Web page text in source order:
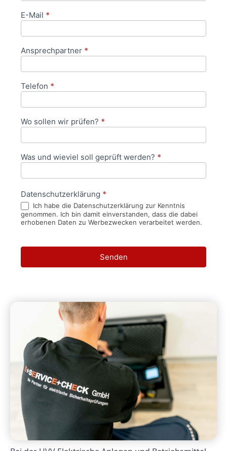
E-Mail *
Ansprechpartner *
Telefon *
Wo sollen wir prüfen? *
Was und wieviel soll geprüft werden? *
Datenschutzerklärung *
Ich habe die Datenschutzerklärung zur Kenntnis
genommen. Ich bin damit einverstanden, dass die dabei
erhobenen Daten zu Werbezwecken verarbeitet werden.
Senden